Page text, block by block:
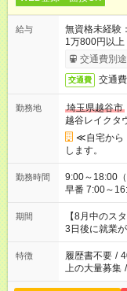
給与
無資格未経
1万800円以上
交通費別
交通費 交通
勤務地
埼玉県越谷市
越谷レイクタ
≪自宅から
します。
勤務時間
9:00～18:00（休憩60分） ■ご希
早番 7:00～
族と休みを合
「できれば
ね。 ※Wワーク希望の方へ 今ご覧のお仕事で希望する勤務時間
と、もう1つ
合は応募でき
期間
【8月中のス
3日後に就業
特徴 履歴書不要 /
上の大量募集 /